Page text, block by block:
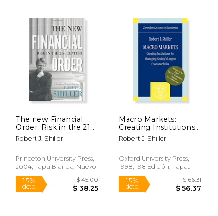
40%
dcto. $ 32.80
40%
dcto. $
The new Financial
Order: Risk in the 21St
Century (en Inglés)
Robert J. Shiller
Princeton University Press,
2004, Tapa Blanda, Nuevo
Macro Markets:
Creating Institutions
for Managing
Society's Largest
(Clarendon Lectures
in Economics) (en
Robert J. Shiller
Oxford University Press,
1998, 198 Edición, Tapa
Blanda, Nuevo